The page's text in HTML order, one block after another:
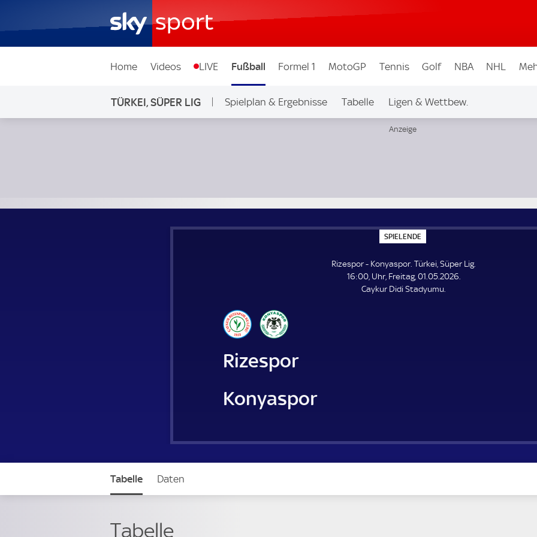
Home Videos LIVE Fußball Formel 1 MotoGP Tennis Golf NBA NHL
TÜRKEI, SÜPER LIG Spielplan & Ergebnisse Tabelle Ligen & Wettbew.
SPIELENDE
P
E
L
E
N
Rizespor - Konyaspor. Türkei, Süper Lig.
16:00, Uhr, Freitag, 01.05.2026.
Caykur Didi Stadyumu.
Rizespor
Konyaspor
Tabelle Daten
Tabelle